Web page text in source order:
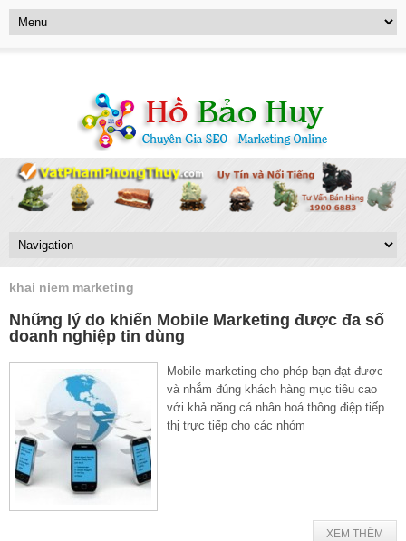
khai niem marketing
Những lý do khiến Mobile Marketing được đa số
doanh nghiệp tin dùng
Mobile marketing cho phép bạn đạt được
và nhắm đúng khách hàng mục tiêu cao
với khả năng cá nhân hoá thông điệp tiếp
thị trực tiếp cho các nhóm
XEM THÊM